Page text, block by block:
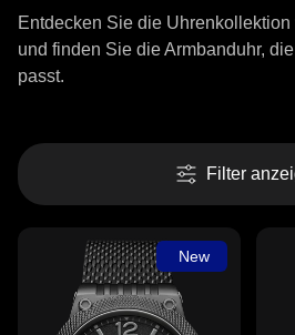
Entdecken Sie die
und finden Sie die Armbanduhr,
passt.
Filter
New